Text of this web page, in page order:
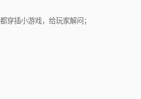
穿插小游戏，给玩家解闷；